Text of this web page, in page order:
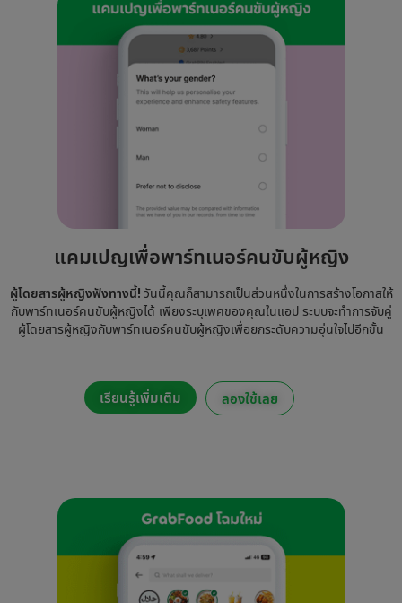
แคมเปญเพื่อพาร์ทเนอร์คนขับผู้หญิง
ผู้โดยสารผู้หญิงฟังทางนี้! วันนี้คุณก็สามารถเป็นส่วนหนึ่งในการสร้างโอกาสให้
กับพาร์ทเนอร์คนขับผู้หญิงได้ เพียงระบุเพศของคุณในแอป ระบบจะทำการจับคู่
ผู้โดยสารผู้หญิงกับพาร์ทเนอร์คนขับผู้หญิงเพื่อยกระดับความอุ่นใจไปอีกขั้น
เรียนรู้เพิ่มเติม ลองใช้เลย